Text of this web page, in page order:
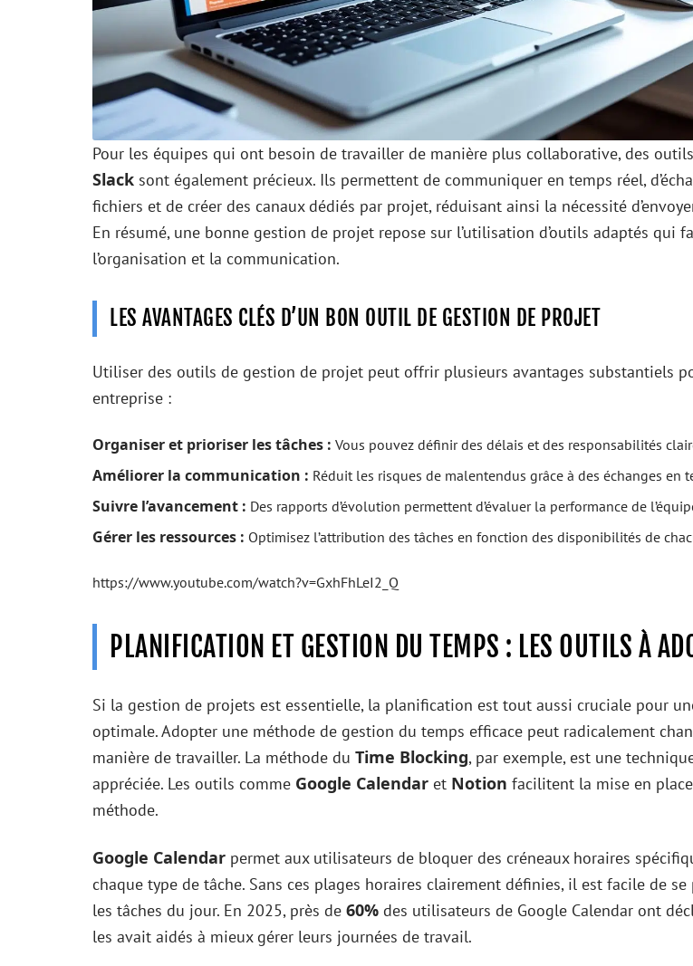
Pour les équipes qui ont besoin de travailler de manière plus collaborative, des
Slack sont également précieux. Ils permettent de communiquer en temps réel,
fichiers et de créer des canaux dédiés par projet, réduisant ainsi la nécessité
En résumé, une bonne gestion de projet repose sur l’utilisation d’outils adaptés qui
l’organisation et la communication.
LES AVANTAGES CLÉS D’UN BON OUTIL DE GESTION DE PROJET
Utiliser des outils de gestion de projet peut offrir plusieurs avantages substantiels
entreprise :
Organiser et prioriser les tâches : Vous pouvez définir des délais et des responsabilités
Améliorer la communication : Réduit les risques de malentendus grâce à des échanges en
Suivre l’avancement : Des rapports d’évolution permettent d’évaluer la performance de
Gérer les ressources : Optimisez l’attribution des tâches en fonction des disponibilités de
https://www.youtube.com/watch?v=GxhFhLeI2_Q
PLANIFICATION ET GESTION DU TEMPS : LES OUTILS À
Si la gestion de projets est essentielle, la planification est tout aussi cruciale pour
optimale. Adopter une méthode de gestion du temps efficace peut radicalement
manière de travailler. La méthode du Time Blocking, par exemple, est une
appréciée. Les outils comme Google Calendar et Notion facilitent la mise en
méthode.
Google Calendar permet aux utilisateurs de bloquer des créneaux horaires
chaque type de tâche. Sans ces plages horaires clairement définies, il est facile de se
les tâches du jour. En 2025, près de 60% des utilisateurs de Google Calendar ont
les avait aidés à mieux gérer leurs journées de travail.